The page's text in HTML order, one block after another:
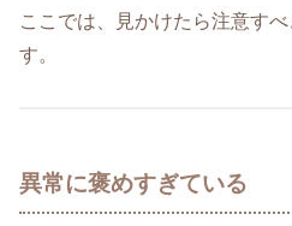
ここでは、見かけたら注意す
す。
異常に褒めすぎている